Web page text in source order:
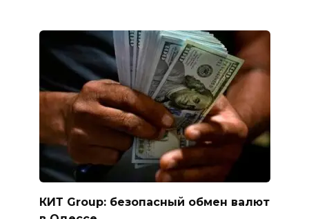
КИТ Group: безопасный обмен валют